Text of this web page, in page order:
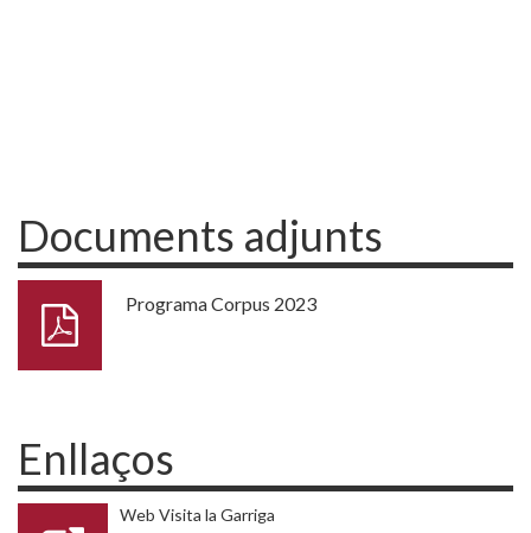
Documents adjunts
Programa Corpus 2023
Enllaços
Web Visita la Garriga